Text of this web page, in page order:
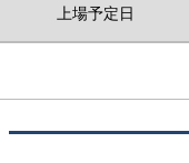
上場予定日